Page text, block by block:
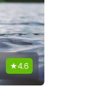
4.6